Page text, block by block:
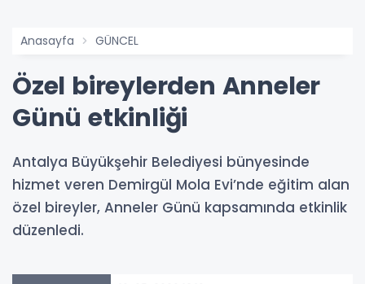
Anasayfa GÜNCEL
Özel bireylerden Anneler
Günü etkinliği
Antalya Büyükşehir Belediyesi bünyesinde
hizmet veren Demirgül Mola Evi’nde eğitim alan
özel bireyler, Anneler Günü kapsamında etkinlik
düzenledi.